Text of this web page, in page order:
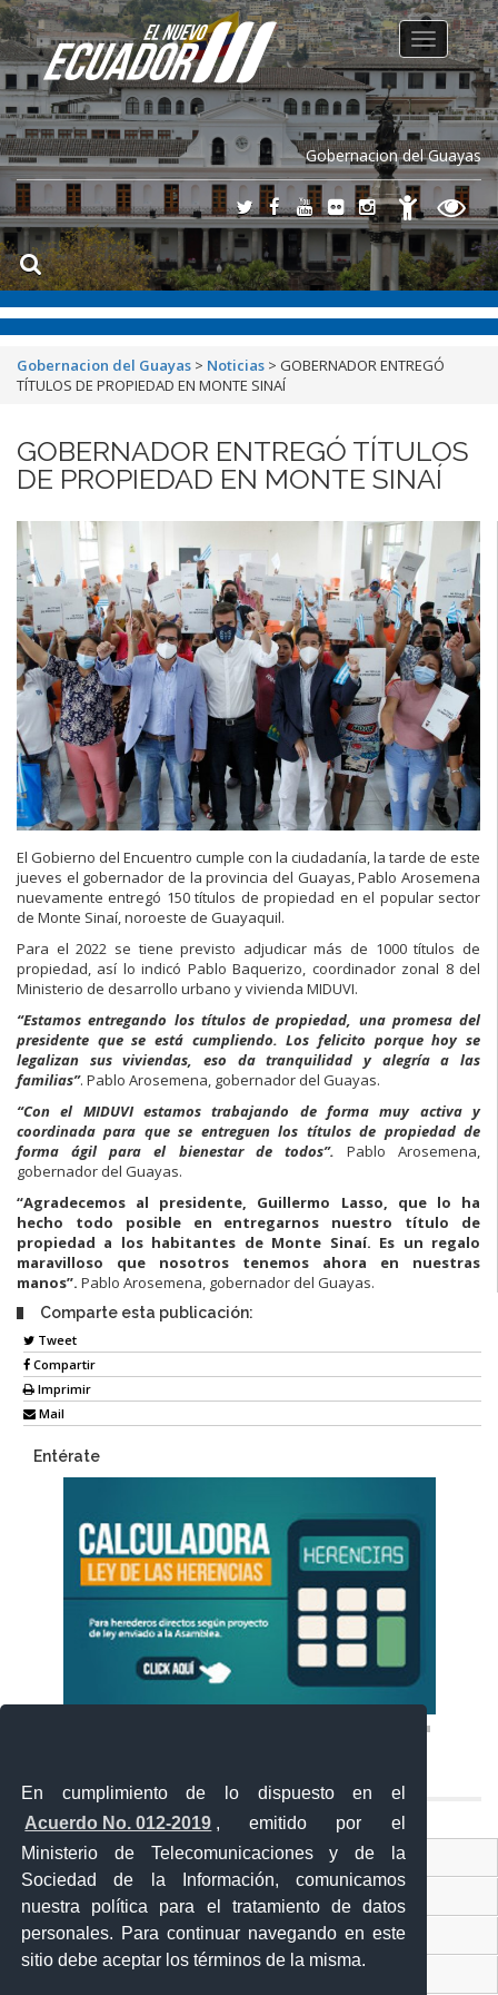
En cumplimiento de lo dispuesto en el
Acuerdo No. 012-2019 , emitido por el
Ministerio de Telecomunicaciones y de la
Sociedad de la Información, comunicamos
nuestra política para el tratamiento de datos
personales. Para continuar navegando en este
sitio debe aceptar los términos de la misma.
Gobernacion del Guayas
Toggle
navigation
Gobernacion del Guayas > Noticias > GOBERNADOR ENTREGÓ
TÍTULOS DE PROPIEDAD EN MONTE SINAÍ
GOBERNADOR ENTREGÓ TÍTULOS
DE PROPIEDAD EN MONTE SINAÍ
El Gobierno del Encuentro cumple con la ciudadanía, la tarde de este
jueves el gobernador de la provincia del Guayas, Pablo Arosemena
nuevamente entregó 150 títulos de propiedad en el popular sector
de Monte Sinaí, noroeste de Guayaquil.
Para el 2022 se tiene previsto adjudicar más de 1000 títulos de
propiedad, así lo indicó Pablo Baquerizo, coordinador zonal 8 del
Ministerio de desarrollo urbano y vivienda MIDUVI.
“Estamos entregando los títulos de propiedad, una promesa del
presidente que se está cumpliendo. Los felicito porque hoy se
legalizan sus viviendas, eso da tranquilidad y alegría a las
familias”. Pablo Arosemena, gobernador del Guayas.
“Con el MIDUVI estamos trabajando de forma muy activa y
coordinada para que se entreguen los títulos de propiedad de
forma ágil para el bienestar de todos”. Pablo Arosemena,
gobernador del Guayas.
“Agradecemos al presidente, Guillermo Lasso, que lo ha
hecho todo posible en entregarnos nuestro título de
propiedad a los habitantes de Monte Sinaí. Es un regalo
maravilloso que nosotros tenemos ahora en nuestras
manos”. Pablo Arosemena, gobernador del Guayas.
Comparte esta publicación:
Tweet
Compartir
Imprimir
Mail
Entérate
Ventanilla Única Virtual
Ventanilla Única de Comercio Exterior
Gobierno Abierto